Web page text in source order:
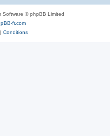
Software © phpBB Limited
fr.com
| Conditions